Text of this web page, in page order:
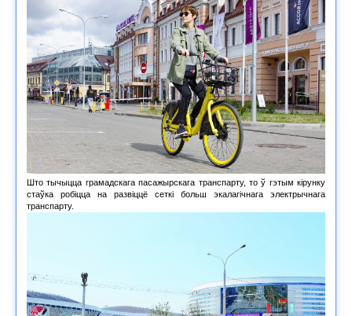
Што тычыцца грамадскага пасажырскага транспарту, то ў гэтым кірунку
стаўка робіцца на развіццё сеткі больш экалагічнага электрычнага
транспарту.